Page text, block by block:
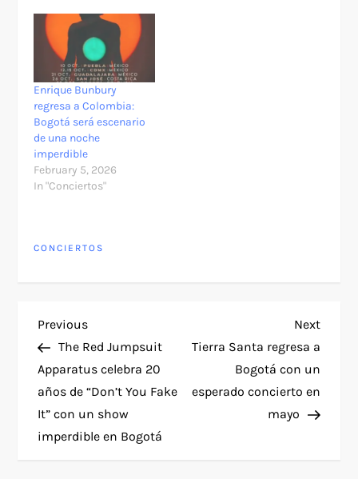
Enrique Bunbury
regresa a Colombia:
Bogotá será escenario
de una noche
imperdible
February 5, 2026
In "Conciertos"
CONCIERTOS
P
o
s
t
Previous
Post
Previous
The Red Jumpsuit
Apparatus celebra 20
años de “Don’t You Fake
It” con un show
imperdible en Bogotá
Next
Post
Next
Tierra Santa regresa a
Bogotá con un
esperado concierto en
mayo